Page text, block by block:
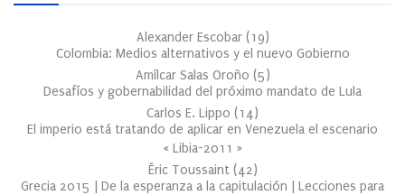
Alexander Escobar (19)
Colombia: Medios alternativos y el nuevo Gobierno
Amílcar Salas Oroño (5)
Desafíos y gobernabilidad del próximo mandato de Lula
Carlos E. Lippo (14)
El imperio está tratando de aplicar en Venezuela el escenario
« Libia-2011 »
Éric Toussaint (42)
Grecia 2015 | De la esperanza a la capitulación | Lecciones para